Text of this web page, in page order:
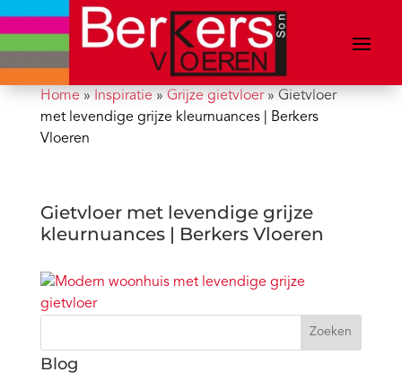
Home» Inspiratie» Grijze gietvloer» Gietvloer
met levendige grijze kleurnuances | Berkers
Vloeren
Gietvloer met levendige grijze
kleurnuances | Berkers Vloeren
Zoeken
Blog